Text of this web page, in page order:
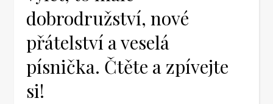
dobrodružství, nové
přátelství a veselá
písnička. Čtěte a zpívejte
si!